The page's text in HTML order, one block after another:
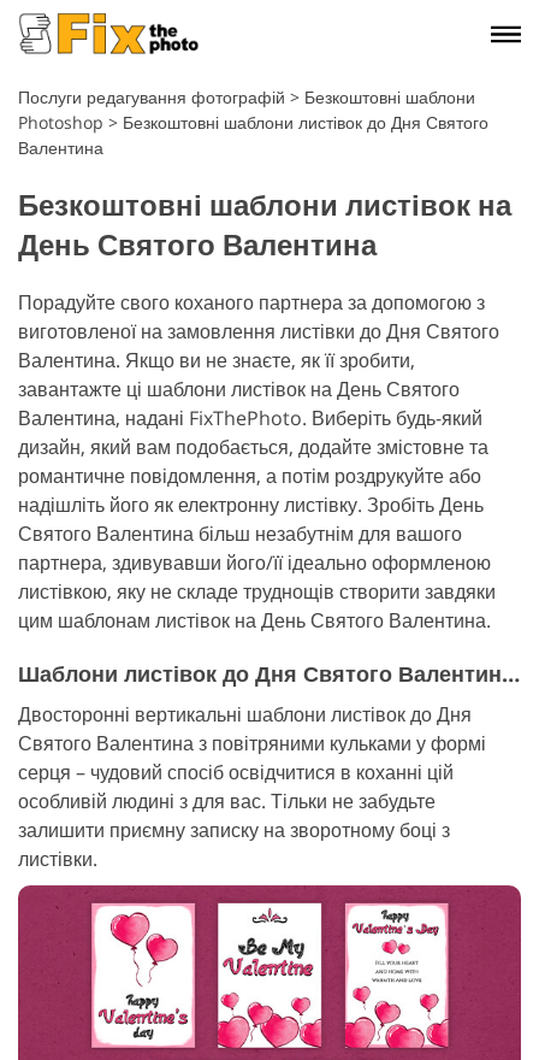
Послуги редагування фотографій > Безкоштовні шаблони
Photoshop > Безкоштовні шаблони листівок до Дня Святого
Валентина
Безкоштовні шаблони листівок на
День Святого Валентина
Порадуйте свого коханого партнера за допомогою з
виготовленої на замовлення листівки до Дня Святого
Валентина. Якщо ви не знаєте, як її зробити,
завантажте ці шаблони листівок на День Святого
Валентина, надані FixThePhoto. Виберіть будь-який
дизайн, який вам подобається, додайте змістовне та
романтичне повідомлення, а потім роздрукуйте або
надішліть його як електронну листівку. Зробіть День
Святого Валентина більш незабутнім для вашого
партнера, здивувавши його/її ідеально оформленою
листівкою, яку не складе труднощів створити завдяки
цим шаблонам листівок на День Святого Валентина.
Шаблони листівок до Дня Святого Валентина №1 "Be my Valentine"
Двосторонні вертикальні шаблони листівок до Дня
Святого Валентина з повітряними кульками у формі
серця – чудовий спосіб освідчитися в коханні цій
особливій людині з для вас. Тільки не забудьте
залишити приємну записку на зворотному боці з
листівки.